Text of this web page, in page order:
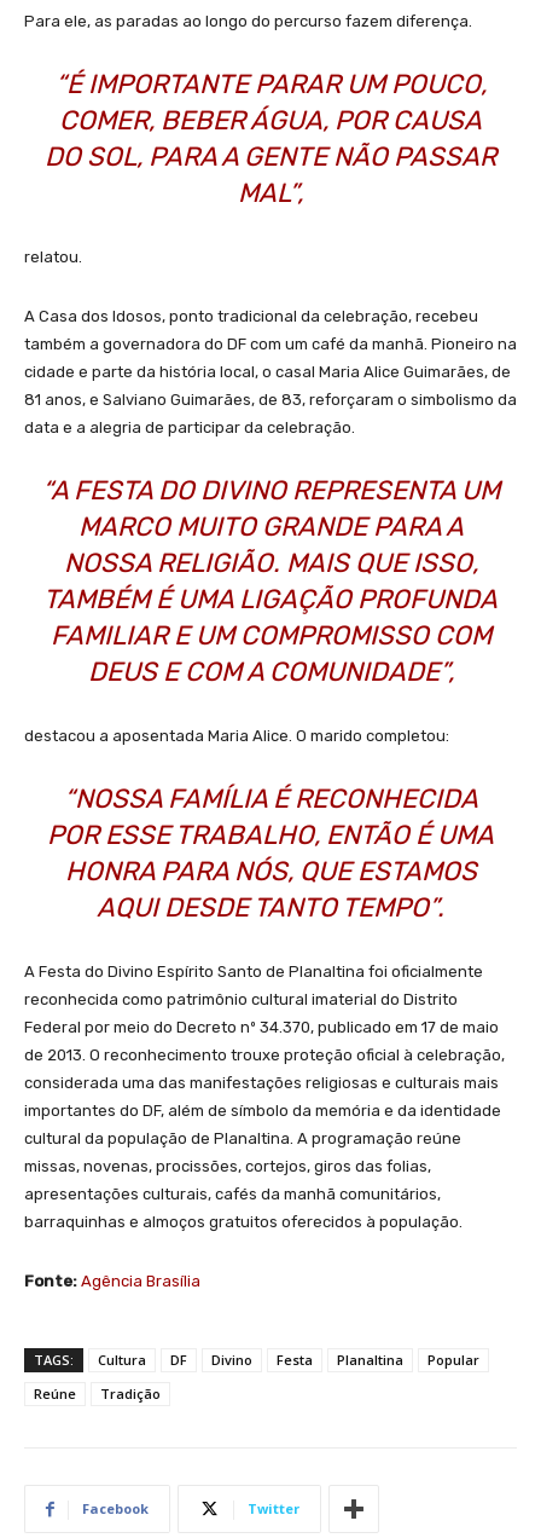
Para ele, as paradas ao longo do percurso fazem diferença.
“É IMPORTANTE PARAR UM POUCO,
COMER, BEBER ÁGUA, POR CAUSA
DO SOL, PARA A GENTE NÃO PASSAR
MAL”,
relatou.
A Casa dos Idosos, ponto tradicional da celebração, recebeu
também a governadora do DF com um café da manhã. Pioneiro na
cidade e parte da história local, o casal Maria Alice Guimarães, de
81 anos, e Salviano Guimarães, de 83, reforçaram o simbolismo da
data e a alegria de participar da celebração.
“A FESTA DO DIVINO REPRESENTA UM
MARCO MUITO GRANDE PARA A
NOSSA RELIGIÃO. MAIS QUE ISSO,
TAMBÉM É UMA LIGAÇÃO PROFUNDA
FAMILIAR E UM COMPROMISSO COM
DEUS E COM A COMUNIDADE”,
destacou a aposentada Maria Alice. O marido completou:
“NOSSA FAMÍLIA É RECONHECIDA
POR ESSE TRABALHO, ENTÃO É UMA
HONRA PARA NÓS, QUE ESTAMOS
AQUI DESDE TANTO TEMPO”.
A Festa do Divino Espírito Santo de Planaltina foi oficialmente
reconhecida como patrimônio cultural imaterial do Distrito
Federal por meio do Decreto nº 34.370, publicado em 17 de maio
de 2013. O reconhecimento trouxe proteção oficial à celebração,
considerada uma das manifestações religiosas e culturais mais
importantes do DF, além de símbolo da memória e da identidade
cultural da população de Planaltina. A programação reúne
missas, novenas, procissões, cortejos, giros das folias,
apresentações culturais, cafés da manhã comunitários,
barraquinhas e almoços gratuitos oferecidos à população.
Fonte: Agência Brasília
TAGS: Cultura DF Divino Festa Planaltina
Popular
Reúne
Tradição
Facebook Twitter